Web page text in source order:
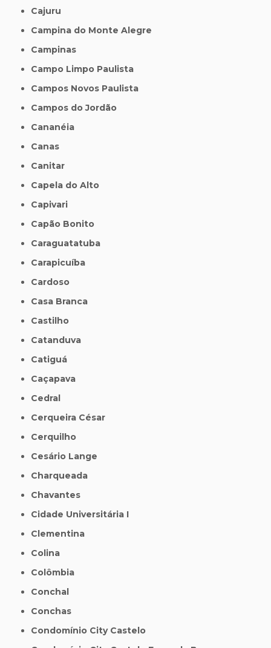
Cajuru
Campina do Monte Alegre
Campinas
Campo Limpo Paulista
Campos Novos Paulista
Campos do Jordão
Cananéia
Canas
Canitar
Capela do Alto
Capivari
Capão Bonito
Caraguatatuba
Carapicuíba
Cardoso
Casa Branca
Castilho
Catanduva
Catiguá
Caçapava
Cedral
Cerqueira César
Cerquilho
Cesário Lange
Charqueada
Chavantes
Cidade Universitária I
Clementina
Colina
Colômbia
Conchal
Conchas
Condomínio City Castelo